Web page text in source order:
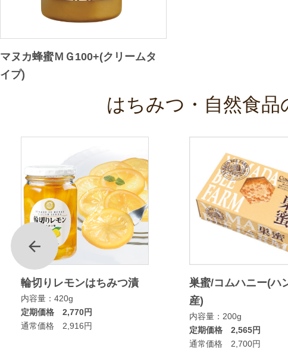
マヌカ蜂蜜ＭＧ100+(クリームタ
イプ)
はちみつ・自然食
前
輪切りレモンはちみつ漬
内容量：420g
定期価格 2,770円
通常価格 2,916円
巣蜜/コムハニー(ハ
産)
内容量：200g
定期価格 2,565円
通常価格 2,700円